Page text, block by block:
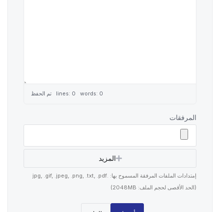
lines: 0 words: 0 تم الحفظ
المرفقات
المزيد
إمتدادات الملفات المرفقة المسموح بها: .jpg, .gif, .jpeg, .png, .txt, .pdf
(الحد الأقصى لحجم الملف: 2048MB)